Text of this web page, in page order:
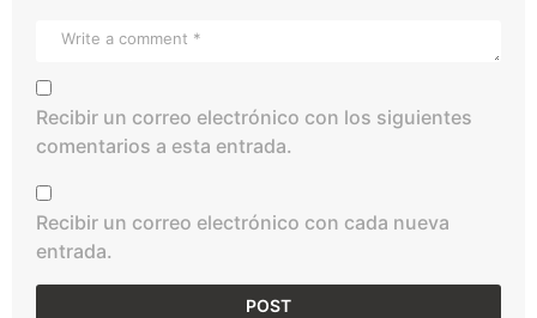
Recibir un correo electrónico con los siguientes
comentarios a esta entrada.
Recibir un correo electrónico con cada nueva
entrada.